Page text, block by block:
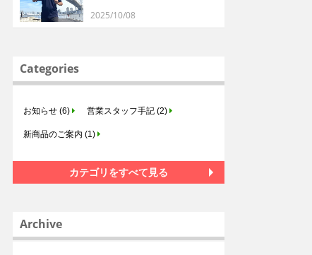
2025/10/08
Categories
お知らせ (6) 営業スタッフ手記 (2)
新商品のご案内 (1)
カテゴリをすべて見る
Archive